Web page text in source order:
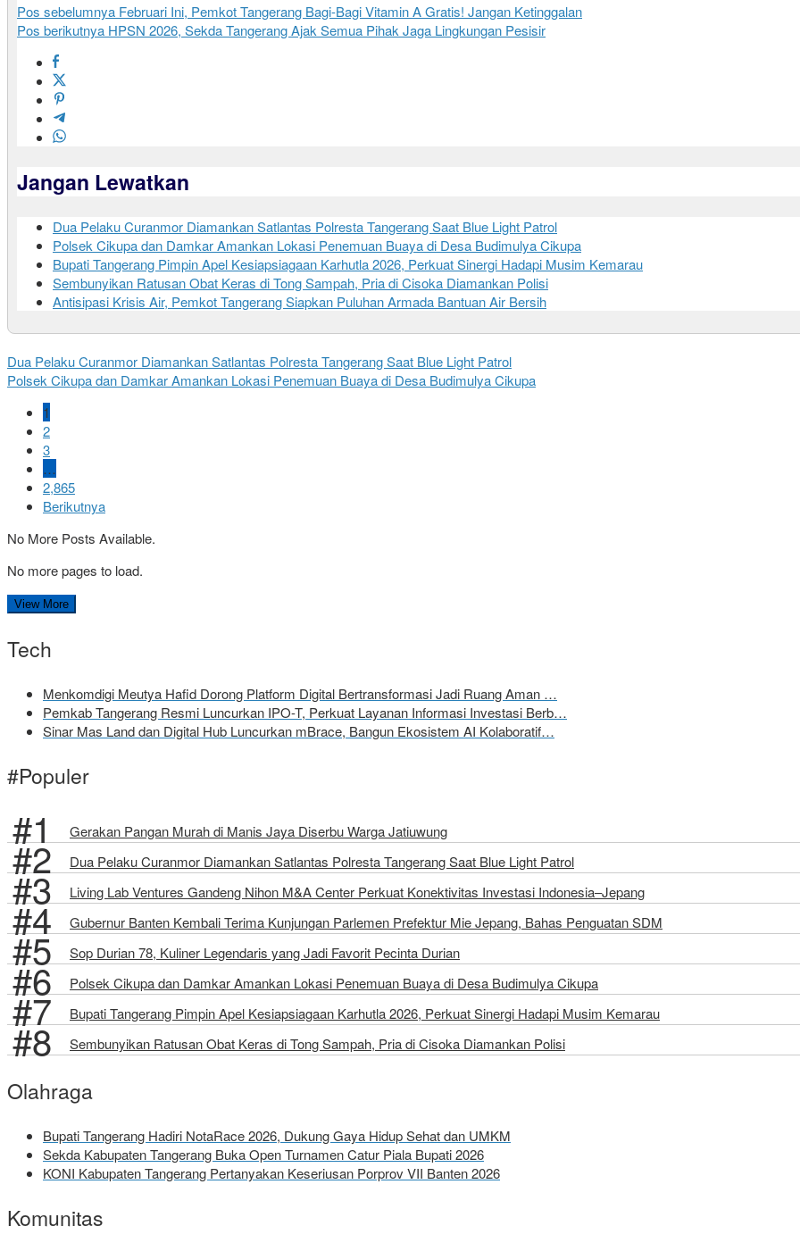
Pos sebelumnya Februari Ini, Pemkot Tangerang Bagi-Bagi Vitamin A Gratis! Jangan Ketinggalan
Pos berikutnya HPSN 2026, Sekda Tangerang Ajak Semua Pihak Jaga Lingkungan Pesisir
Jangan Lewatkan
Dua Pelaku Curanmor Diamankan Satlantas Polresta Tangerang Saat Blue Light Patrol
Polsek Cikupa dan Damkar Amankan Lokasi Penemuan Buaya di Desa Budimulya Cikupa
Bupati Tangerang Pimpin Apel Kesiapsiagaan Karhutla 2026, Perkuat Sinergi Hadapi Musim Kemarau
Sembunyikan Ratusan Obat Keras di Tong Sampah, Pria di Cisoka Diamankan Polisi
Antisipasi Krisis Air, Pemkot Tangerang Siapkan Puluhan Armada Bantuan Air Bersih
Dua Pelaku Curanmor Diamankan Satlantas Polresta Tangerang Saat Blue Light Patrol
Polsek Cikupa dan Damkar Amankan Lokasi Penemuan Buaya di Desa Budimulya Cikupa
1
2
3
…
2,865
Berikutnya
No More Posts Available.
No more pages to load.
View More
Tech
Menkomdigi Meutya Hafid Dorong Platform Digital Bertransformasi Jadi Ruang Aman …
Pemkab Tangerang Resmi Luncurkan IPO-T, Perkuat Layanan Informasi Investasi Berb…
Sinar Mas Land dan Digital Hub Luncurkan mBrace, Bangun Ekosistem AI Kolaboratif…
#Populer
Gerakan Pangan Murah di Manis Jaya Diserbu Warga Jatiuwung
Dua Pelaku Curanmor Diamankan Satlantas Polresta Tangerang Saat Blue Light Patrol
Living Lab Ventures Gandeng Nihon M&A Center Perkuat Konektivitas Investasi Indonesia–Jepang
Gubernur Banten Kembali Terima Kunjungan Parlemen Prefektur Mie Jepang, Bahas Penguatan SDM
Sop Durian 78, Kuliner Legendaris yang Jadi Favorit Pecinta Durian
Polsek Cikupa dan Damkar Amankan Lokasi Penemuan Buaya di Desa Budimulya Cikupa
Bupati Tangerang Pimpin Apel Kesiapsiagaan Karhutla 2026, Perkuat Sinergi Hadapi Musim Kemarau
Sembunyikan Ratusan Obat Keras di Tong Sampah, Pria di Cisoka Diamankan Polisi
Olahraga
Bupati Tangerang Hadiri NotaRace 2026, Dukung Gaya Hidup Sehat dan UMKM
Sekda Kabupaten Tangerang Buka Open Turnamen Catur Piala Bupati 2026
KONI Kabupaten Tangerang Pertanyakan Keseriusan Porprov VII Banten 2026
Komunitas